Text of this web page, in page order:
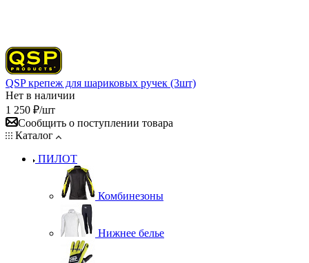
QSP крепеж для шариковых ручек (3шт)
Нет в наличии
1 250 ₽/шт
Сообщить о поступлении товара
Каталог
ПИЛОТ
Комбинезоны
Нижнее белье